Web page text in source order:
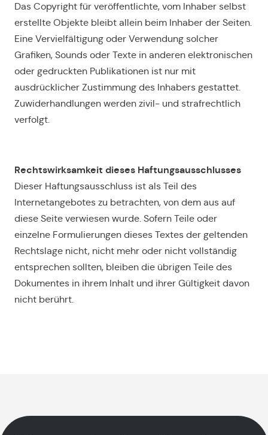
Das Copyright für veröffentlichte, vom Inhaber selbst
erstellte Objekte bleibt allein beim Inhaber der Seiten.
Eine Vervielfältigung oder Verwendung solcher
Grafiken, Sounds oder Texte in anderen elektronischen
oder gedruckten Publikationen ist nur mit
ausdrücklicher Zustimmung des Inhabers gestattet.
Zuwiderhandlungen werden zivil- und strafrechtlich
verfolgt.
Rechtswirksamkeit dieses Haftungsausschlusses
Dieser Haftungsausschluss ist als Teil des
Internetangebotes zu betrachten, von dem aus auf
diese Seite verwiesen wurde. Sofern Teile oder
einzelne Formulierungen dieses Textes der geltenden
Rechtslage nicht, nicht mehr oder nicht vollständig
entsprechen sollten, bleiben die übrigen Teile des
Dokumentes in ihrem Inhalt und ihrer Gültigkeit davon
nicht berührt.